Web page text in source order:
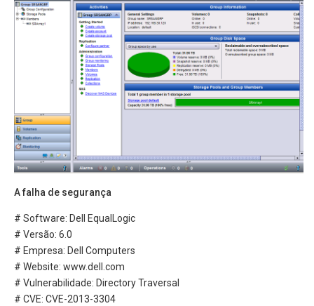
A falha de segurança
# Software: Dell EqualLogic
# Versão: 6.0
# Empresa: Dell Computers
# Website: www.dell.com
# Vulnerabilidade: Directory Traversal
# CVE: CVE-2013-3304